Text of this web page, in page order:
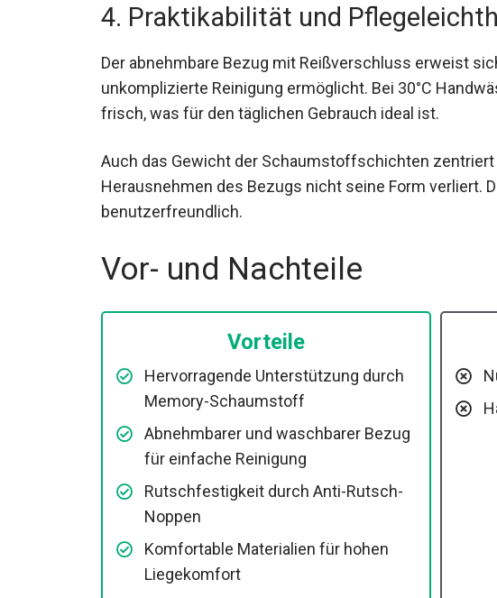
4. Praktikabilität und
Der abnehmbare Bezug mit Reißverschluss erweist
unkomplizierte Reinigung ermöglicht. Bei 30°C
frisch, was für den täglichen Gebrauch ideal ist.
Auch das Gewicht der Schaumstoffschichten
Herausnehmen des Bezugs nicht seine Form verliert.
benutzerfreundlich.
Vor- und Nachteile
Vorteile
Hervorragende Unterstützung durch
Memory-Schaumstoff
Abnehmbarer und waschbarer Bezug
für einfache Reinigung
Rutschfestigkeit durch Anti-Rutsch-
Noppen
Komfortable Materialien für hohen
Liegekomfort